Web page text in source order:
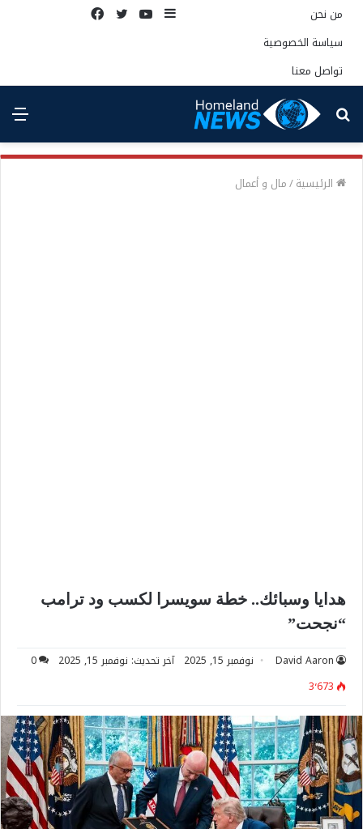
من نحن
سياسة الخصوصية
تواصل معنا
إضافة يوتيوبتويتر
بحث
عن
الرئيسية/مال و أعمال
هدايا وسبائك.. خطة سويسرا لكسب ود ترامب
“نجحت”
David Aaron نوفمبر 15, 2025 آخر تحديث: نوفمبر 15, 2025
0
3٬673